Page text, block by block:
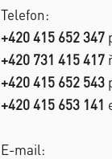
Telefon:
+420 415 652 347
+420 731 415 417
+420 415 652 543
+420 415 653 141
E-mail: